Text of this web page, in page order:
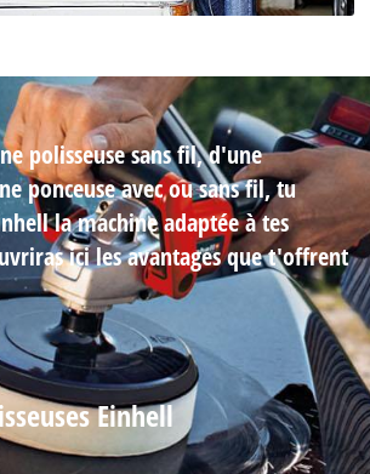
polisseuse sans fil, d'une
ponceuse avec ou sans fil, tu
la machine adaptée à tes
ici les avantages que t'offrent
Einhell